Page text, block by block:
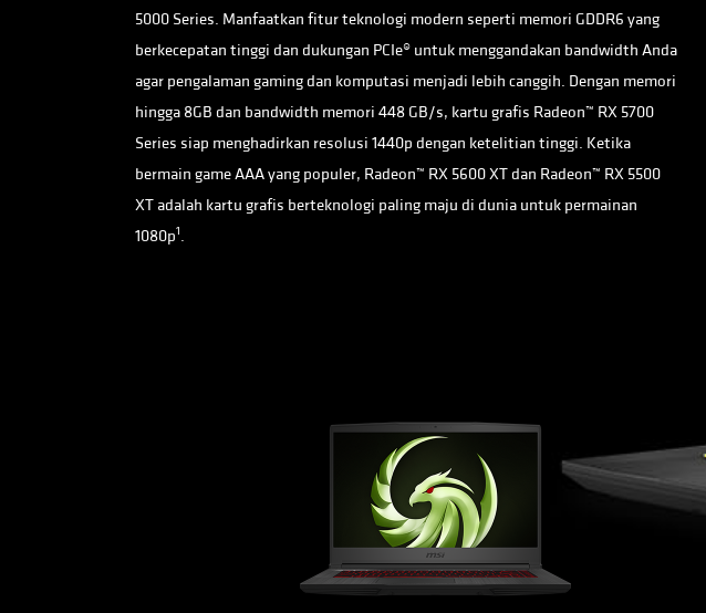
5000 Series. Manfaatkan fitur teknologi modern seperti memori GDDR6 yang
berkecepatan tinggi dan dukungan PCIe® untuk menggandakan bandwidth Anda
agar pengalaman gaming dan komputasi menjadi lebih canggih. Dengan memori
hingga 8GB dan bandwidth memori 448 GB/s, kartu grafis Radeon™ RX 5700
Series siap menghadirkan resolusi 1440p dengan ketelitian tinggi. Ketika
bermain game AAA yang populer, Radeon™ RX 5600 XT dan Radeon™ RX 5500
XT adalah kartu grafis berteknologi paling maju di dunia untuk permainan
1080p1.